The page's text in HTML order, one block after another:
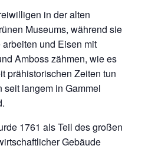
in der alten
Museums, während sie
und Eisen mit
Amboss zähmen, wie es
prähistorischen Zeiten tun
seit langem in Gammel
1761 als Teil des großen
Gebäude